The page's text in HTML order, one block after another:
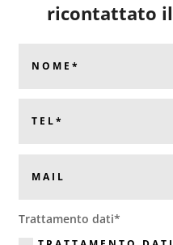
ricontattato
Trattamento dati*